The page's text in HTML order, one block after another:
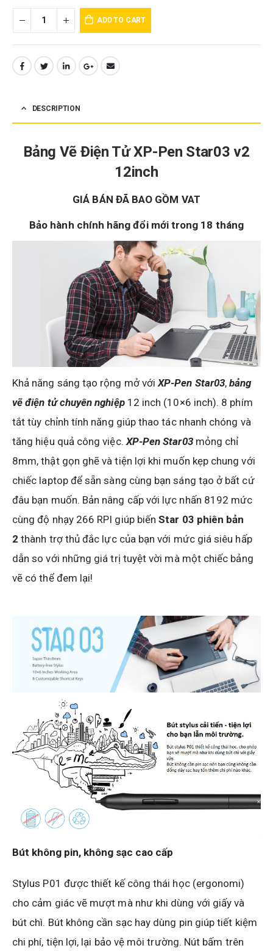
ADD TO CART
DESCRIPTION
Bảng Vẽ Điện Tử XP-Pen Star03 v2
12inch
GIÁ BÁN ĐÃ BAO GỒM VAT
Bảo hành chính hãngđổi mới trong 18 tháng
Khả năng sáng tạo rộng mở vớiXP-Pen Star03,bảng
vẽ điện tử chuyên nghiệp12 inch (10×6 inch). 8 phím
tắt tùy chỉnh tính năng giúp thao tác nhanh chóng và
tăng hiệu quả công việc. XP-Pen Star03mỏng chỉ
8mm, thật gọn ghẽ và tiện lợi khi muốn kẹp chung với
chiếc laptop để sẵn sàng cùng bạn sáng tạo ở bất cứ
đâu bạn muốn. Bản nâng cấp với lực nhấn 8192 mức
cùng độ nhạy 266 RPI giúp biếnStar 03 phiên bản
2 thành trợ thủ đắc lực của bạn với mức giá siêu hấp
dẫn so với những giá trị tuyệt vời mà một chiếc bảng
vẽ có thể đem lại!
Bút không pin, không sạc cao cấp
Stylus P01 được thiết kế công thái học (ergonomi)
cho cảm giác vẽ mượt mà như khi dùng với giấy và
bút chì. Bút không cần sạc hay dùng pin giúp tiết kiệm
chi phí, tiện lợi, lại bảo vệ môi trường. Nút bấm trên